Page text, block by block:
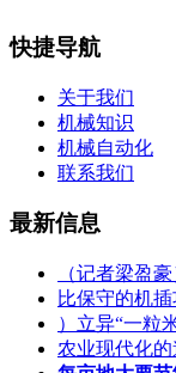
快捷导航
关于我们
机械知识
机械自动化
联系我们
最新信息
（记者梁盈
比保守的机
）立异“一粒
农业现代化的